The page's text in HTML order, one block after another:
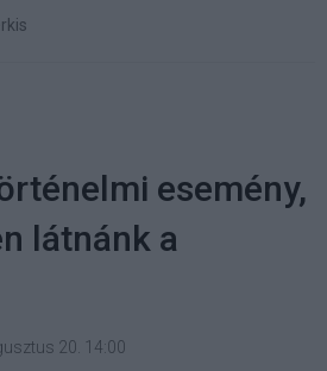
esemény,
látnánk a
20. 14:00